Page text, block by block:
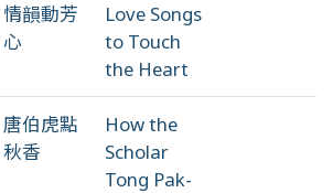
情韻動芳
心
Love Songs
to Touch
the Heart
唐伯虎點
秋香
How the
Scholar
Tong Pak-